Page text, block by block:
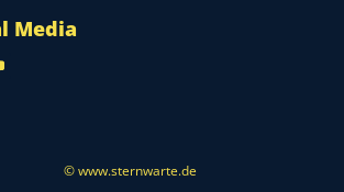
Media
© www.sternwarte.de